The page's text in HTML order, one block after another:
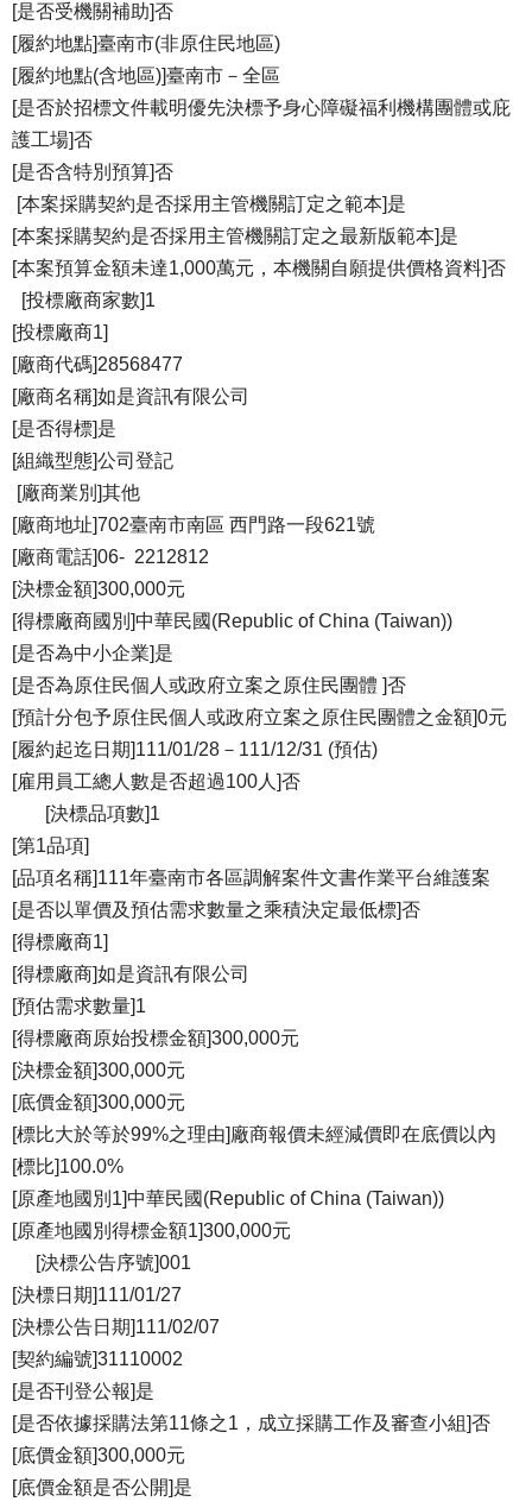
[是否受機關補助]否
[履約地點]臺南市(非原住民地區)
[履約地點(含地區)]臺南市－全區
[是否於招標文件載明優先決標予身心障礙福利機構團體或庇
護工場]否
[是否含特別預算]否
[本案採購契約是否採用主管機關訂定之範本]是
[本案採購契約是否採用主管機關訂定之最新版範本]是
[本案預算金額未達1,000萬元，本機關自願提供價格資料]否
[投標廠商家數]1
[投標廠商1]
[廠商代碼]28568477
[廠商名稱]如是資訊有限公司
[是否得標]是
[組織型態]公司登記
[廠商業別]其他
[廠商地址]702臺南市南區 西門路一段621號
[廠商電話]06- 2212812
[決標金額]300,000元
[得標廠商國別]中華民國(Republic of China (Taiwan))
[是否為中小企業]是
[是否為原住民個人或政府立案之原住民團體 ]否
[預計分包予原住民個人或政府立案之原住民團體之金額]0元
[履約起迄日期]111/01/28－111/12/31 (預估)
[雇用員工總人數是否超過100人]否
[決標品項數]1
[第1品項]
[品項名稱]111年臺南市各區調解案件文書作業平台維護案
[是否以單價及預估需求數量之乘積決定最低標]否
[得標廠商1]
[得標廠商]如是資訊有限公司
[預估需求數量]1
[得標廠商原始投標金額]300,000元
[決標金額]300,000元
[底價金額]300,000元
[標比大於等於99%之理由]廠商報價未經減價即在底價以內
[標比]100.0%
[原產地國別1]中華民國(Republic of China (Taiwan))
[原產地國別得標金額1]300,000元
[決標公告序號]001
[決標日期]111/01/27
[決標公告日期]111/02/07
[契約編號]31110002
[是否刊登公報]是
[是否依據採購法第11條之1，成立採購工作及審查小組]否
[底價金額]300,000元
[底價金額是否公開]是